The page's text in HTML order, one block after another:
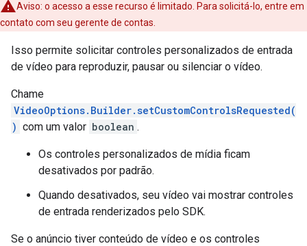
Aviso: o acesso a esse recurso é limitado. Para solicitá-lo, entre em
contato com seu gerente de contas.
Isso permite solicitar controles personalizados de entrada
de vídeo para reproduzir, pausar ou silenciar o vídeo.
Chame
VideoOptions.Builder.setCustomControlsRequested(
) com um valor boolean .
Os controles personalizados de mídia ficam
desativados por padrão.
Quando desativados, seu vídeo vai mostrar controles
de entrada renderizados pelo SDK.
Se o anúncio tiver conteúdo de vídeo e os controles